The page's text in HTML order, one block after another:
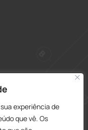
experiência de
que vê. Os